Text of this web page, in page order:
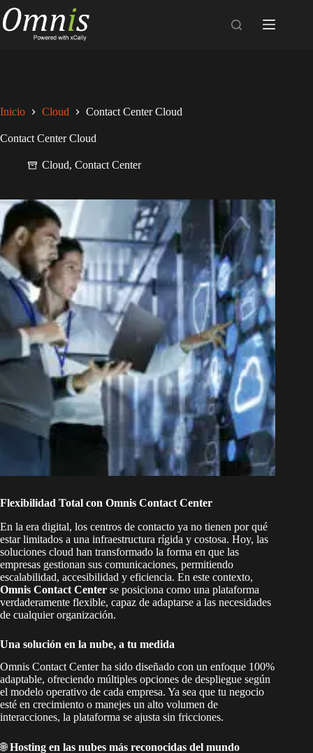
Saltar
al
contenido
Inicio Cloud Contact Center Cloud
Contact Center Cloud
Cloud, Contact Center
Flexibilidad Total con Omnis Contact Center
En la era digital, los centros de contacto ya no tienen por qué
estar limitados a una infraestructura rígida y costosa. Hoy, las
soluciones cloud han transformado la forma en que las
empresas gestionan sus comunicaciones, permitiendo
escalabilidad, accesibilidad y eficiencia. En este contexto,
Omnis Contact Center se posiciona como una plataforma
verdaderamente flexible, capaz de adaptarse a las necesidades
de cualquier organización.
Una solución en la nube, a tu medida
Omnis Contact Center ha sido diseñado con un enfoque 100%
adaptable, ofreciendo múltiples opciones de despliegue según
el modelo operativo de cada empresa. Ya sea que tu negocio
esté en crecimiento o manejes un alto volumen de
interacciones, la plataforma se ajusta sin fricciones.
🌐Hosting en las nubes más reconocidas del mundo